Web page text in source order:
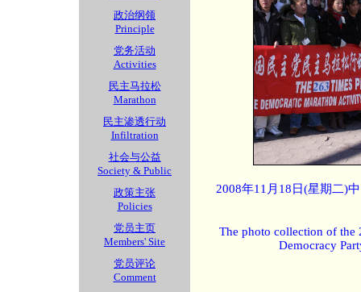
政治纲领
Principle
党务活动
Activities
民主马拉松
Marathon
民主渗透行动
Infiltration
社会与公益
Society & Public
政策主张
Policies
党员主页
Members' Site
党员评论
Comment
2008年11月18日(星期二)
The photo collection of the
Democracy